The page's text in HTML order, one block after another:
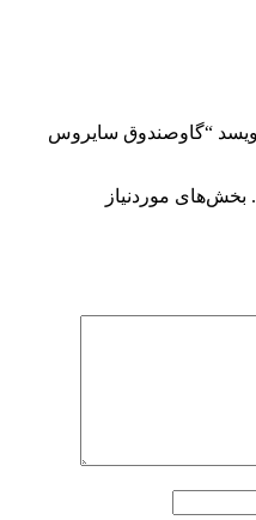
“گاوصندوق سایروس
بخش‌های موردنیاز